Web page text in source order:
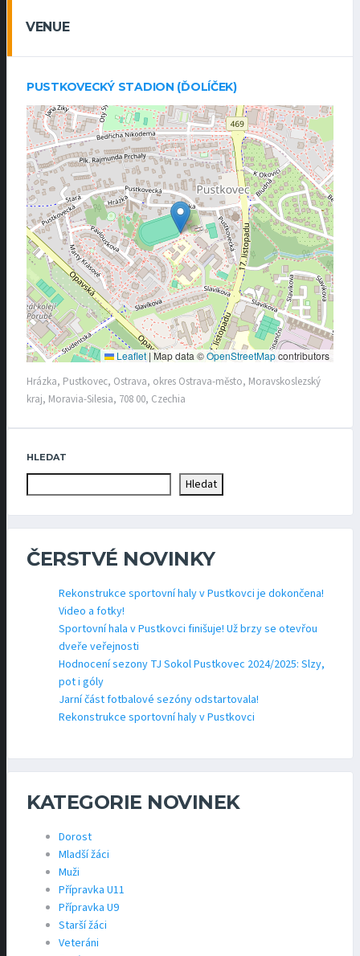
VENUE
PUSTKOVECKÝ STADION (ĎOLÍČEK)
Leaflet |Map data ©OpenStreetMapcontributors
Hrázka, Pustkovec, Ostrava, okres Ostrava-město, Moravskoslezský
kraj, Moravia-Silesia, 708 00, Czechia
HLEDAT
Hledat
ČERSTVÉ NOVINKY
Rekonstrukce sportovní haly v Pustkovci je dokončena!
Video a fotky!
Sportovní hala v Pustkovci finišuje! Už brzy se otevřou
dveře veřejnosti
Hodnocení sezony TJ Sokol Pustkovec 2024/2025: Slzy,
pot i góly
Jarní část fotbalové sezóny odstartovala!
Rekonstrukce sportovní haly v Pustkovci
KATEGORIE NOVINEK
Dorost
Mladší žáci
Muži
Přípravka U11
Přípravka U9
Starší žáci
Veteráni